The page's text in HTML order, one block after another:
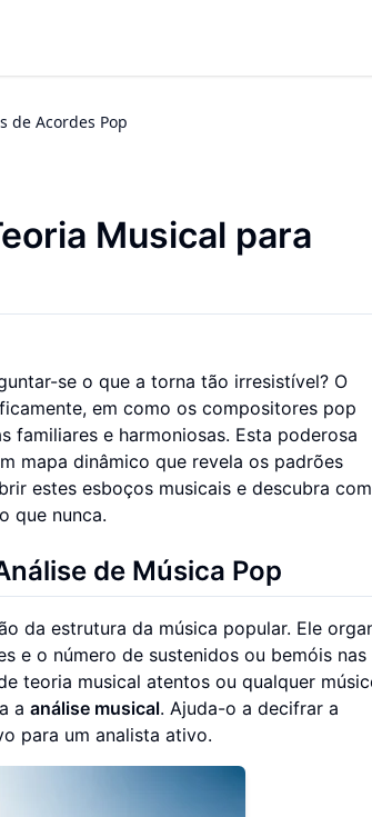
de Acordes Pop
Musical para
se o que a torna tão irresistível? O
em como os compositores pop
familiares e harmoniosas. Esta poderosa
mapa dinâmico que revela os padrões
estes esboços musicais e descubra
que nunca.
de Música Pop
da estrutura da música popular. Ele
e o número de sustenidos ou bemóis nas
teoria musical atentos ou qualquer
a análise musical. Ajuda-o a decifrar a
para um analista ativo.